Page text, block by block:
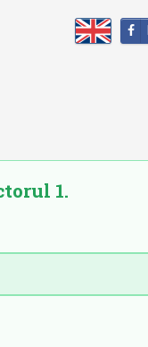
1.